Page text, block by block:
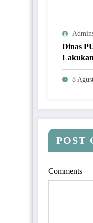
Dinas
Lelang
Daerah
8
POST
Comments